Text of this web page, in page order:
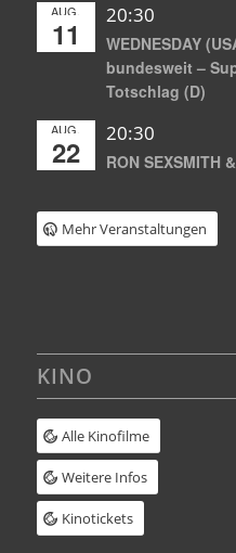
AUG.
11
20:30
WEDNESDAY
bundesweit –
Totschlag (D)
AUG.
22
20:30
RON SEXSMITH
Mehr Veranstaltungen
KINO
Alle Kinofilme
Weitere Infos
Kinotickets